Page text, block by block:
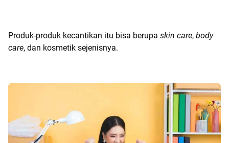
Produk-produk kecantikan itu bisa berupa skin care, body
care, dan kosmetik sejenisnya.